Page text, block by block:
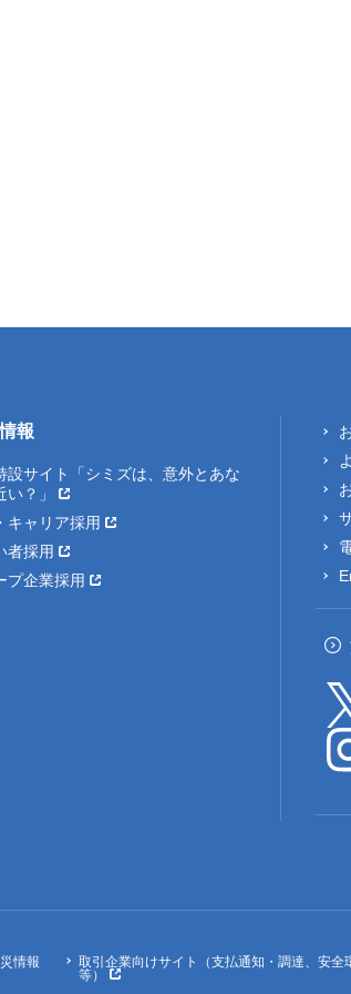
報
設サイト「シミズは、意外とあな
い？」
キャリア採用
者採用
プ企業採用
情報
取引企業向けサイト（支払通知・調達、安全
等）